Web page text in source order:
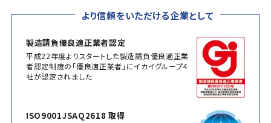
より信頼をいただける企業として
製造請負優良適正業者認定
平成22年度よりスタートした製造請負優良適正業
者認定制度の「優良適正業者」にイカイグループ4
社が認定されました
ISO9001JSAQ2618 取得